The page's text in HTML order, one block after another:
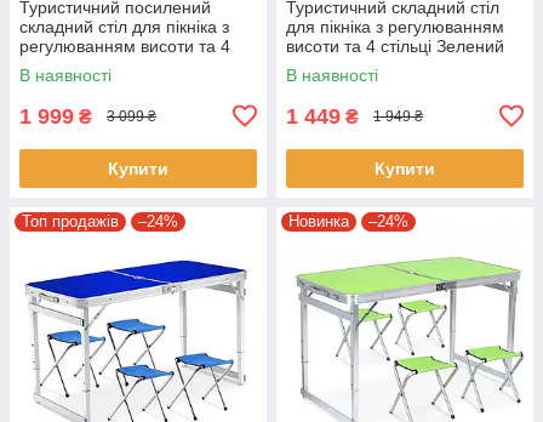
Туристичний посилений
складний стіл для пікніка з
регулюванням висоти та 4
стільці GP4282 Коричневий
В наявності
1 999 ₴ 3 099 ₴
Купити
Туристичний складний стіл
для пікніка з регулюванням
висоти та 4 стільці Зелений
Стіл із стільцями для дачі
В наявності
1 449 ₴ 1 949 ₴
Купити
Топ продажів –24% Новинка –24%